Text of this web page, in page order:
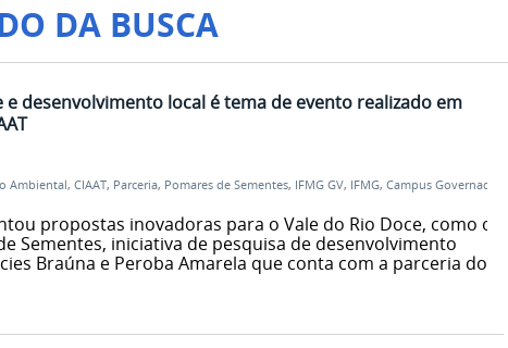
DA BUSCA
e desenvolvimento local é tema de evento realizado em
Ambiental, CIAAT, Parceria, Pomares de Sementes, IFMG GV, IFMG, Campus Governador
propostas inovadoras para o Vale do Rio Doce, como o
Sementes, iniciativa de pesquisa de desenvolvimento
Braúna e Peroba Amarela que conta com a parceria do